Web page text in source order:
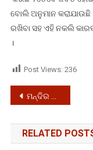
ବୋଲି ଅନୁମାନ
ରଖିବା ସହ ଏହି ନକଲି
।
Post Views: 236
Post
navigation
ମନ୍ଦିର ଖୋଲିବା ଦାବିରେ ଶ୍ରୀମନ୍ଦିର ସାମ୍ନାରେ ଧାରଣା, ଆସନ୍ତାକାଲି ଘଣ୍ଟ ବାଡେଇ ପ୍ରତିବାଦ
RELATED